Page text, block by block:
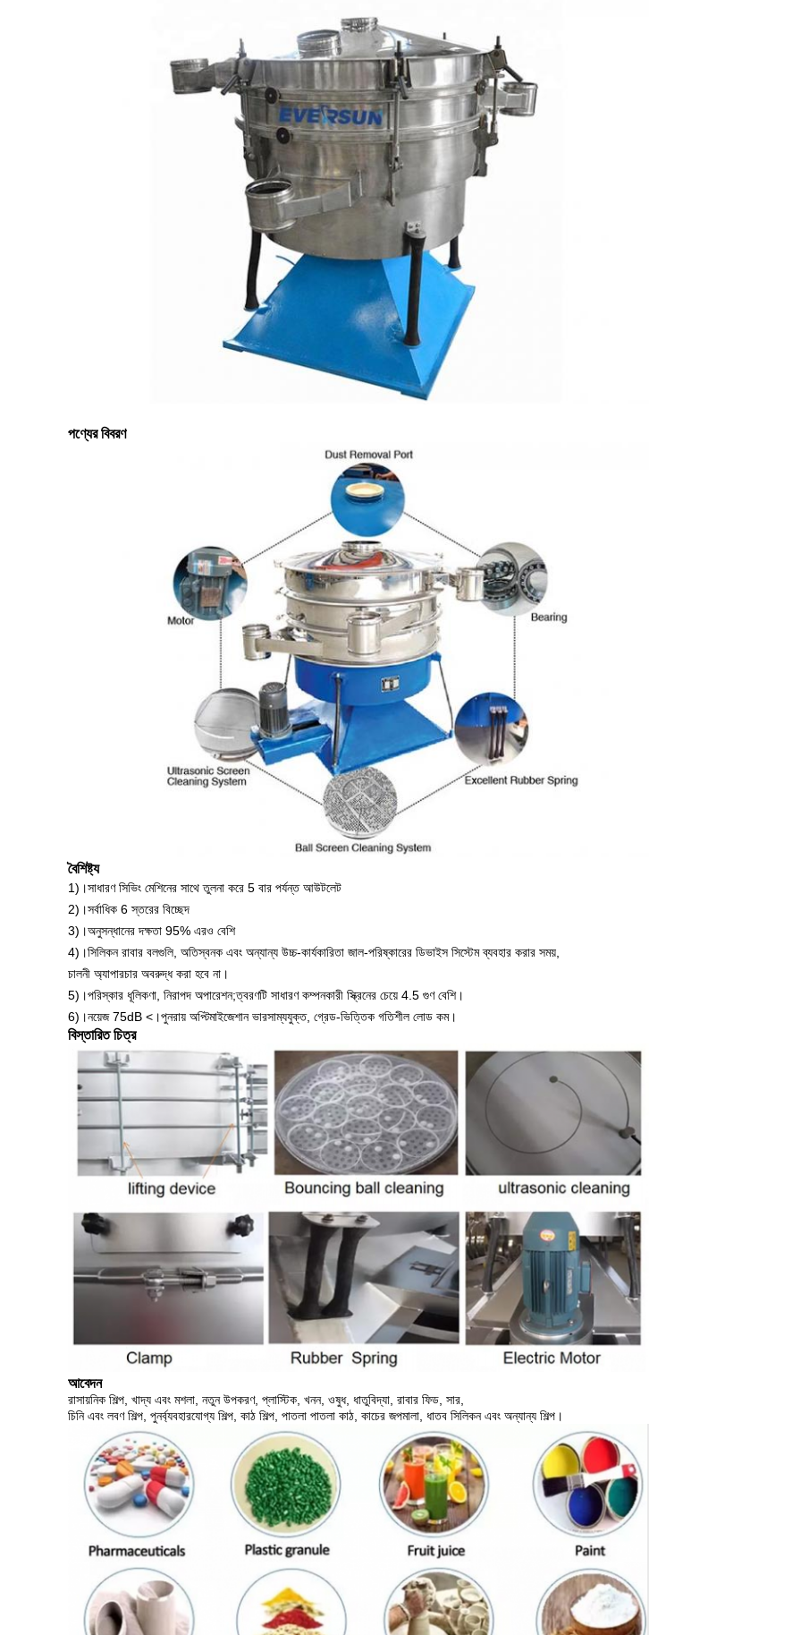
পণ্যের বিবরণ
বৈশিষ্ট্য
1)।সাধারণ সিভিং মেশিনের সাথে তুলনা করে 5 বার পর্যন্ত আউটলেট
2)।সর্বাধিক 6 স্তরের বিচ্ছেদ
3)।অনুসন্ধানের দক্ষতা 95% এরও বেশি
4)।সিলিকন রাবার বলগুলি, অতিস্বনক এবং অন্যান্য উচ্চ-কার্যকারিতা জাল-পরিষ্কারের ডিভাইস সিস্টেম ব্যবহার করার সময়,
চালনী অ্যাপারচার অবরুদ্ধ করা হবে না।
5)।পরিস্কার ধূলিকণা, নিরাপদ অপারেশন;ত্বরণটি সাধারণ কম্পনকারী স্ক্রিনের চেয়ে 4.5 গুণ বেশি।
6)।নয়েজ 75dB <।পুনরায় অপ্টিমাইজেশান ভারসাম্যযুক্ত, গ্রেড-ভিত্তিক গতিশীল লোড কম।
বিস্তারিত চিত্র
আবেদন
রাসায়নিক শিল্প, খাদ্য এবং মশলা, নতুন উপকরণ, প্লাস্টিক, খনন, ওষুধ, ধাতুবিদ্যা, রাবার ফিড, সার,
চিনি এবং লবণ শিল্প, পুনর্ব্যবহারযোগ্য শিল্প, কাঠ শিল্প, পাতলা পাতলা কাঠ, কাচের জপমালা, ধাতব সিলিকন এবং অন্যান্য শিল্প।